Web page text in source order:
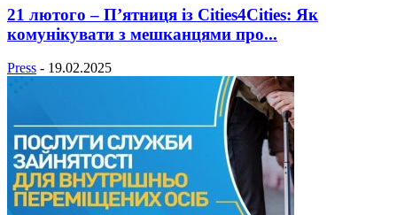
21 лютого – П’ятниця із Cities4Cities: Як
комунікувати з мешканцями про...
Press - 19.02.2025